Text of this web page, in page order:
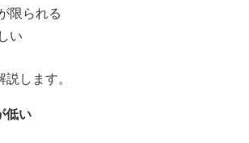
限られる
い
します。
低い